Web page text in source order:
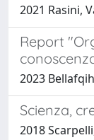
2021 Rasini,
Report
2023
Scienza,
2018